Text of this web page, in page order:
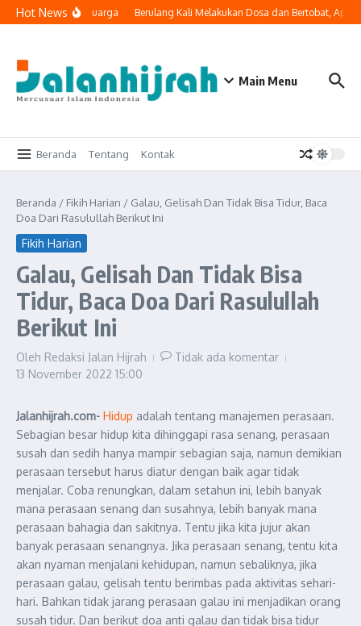
Lewati ke konten
Hot News
ke Ruang Keluarga Berulang Kali Melakukan Dosa dan Bertobat,
Main Menu
Beranda Tentang Kontak
Beranda / Fikih Harian / Galau, Gelisah Dan Tidak Bisa Tidur, Baca
Doa Dari Rasulullah Berikut Ini
Fikih Harian
Galau, Gelisah Dan Tidak Bisa
Tidur, Baca Doa Dari Rasulullah
Berikut Ini
Oleh Redaksi Jalan Hijrah
Tidak ada komentar
13 November 2022 15:00
Jalanhijrah.com- Hidup adalah tentang manajemen perasaan.
Sebagian besar hidup kita dihinggapi rasa senang, perasaan
susah dan sedih hanya mampir sebagian saja, namun demikian
perasaan tersebut harus diatur dengan baik agar tidak
menjalar. Coba renungkan, dalam setahun ini, lebih banyak
mana perasaan senang dan susahnya, lebih banyak mana
perasaan bahagia dan sakitnya. Tentu jika kita jujur akan
banyak perasaan senangnya. Jika perasaan senang, tentu kita
akan nyaman menjalani kehidupan, namun sebaliknya, jika
perasaan galau, gelisah tentu berimbas pada aktivitas sehari-
hari. Bahkan tidak jarang perasaan galau ini menjadikan orang
susah tidur. Dan berikut doa anti galau dan tidak bisa tidur